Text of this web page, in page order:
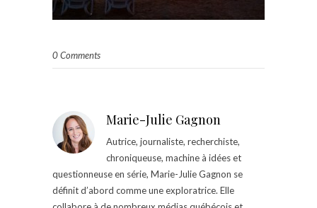
0 Comments
Marie-Julie Gagnon
Autrice, journaliste, recherchiste,
chroniqueuse, machine à idées et
questionneuse en série, Marie-Julie Gagnon se
définit d’abord comme une exploratrice. Elle